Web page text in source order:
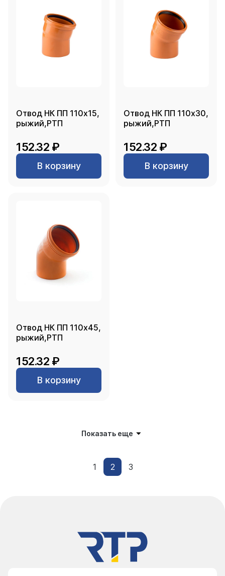
Отвод НК ПП 110х15,
рыжий,РТП
152.32 ₽
В корзину
Отвод НК ПП 110х30,
рыжий,РТП
152.32 ₽
В корзину
Отвод НК ПП 110х45,
рыжий,РТП
152.32 ₽
В корзину
Показать еще
1 2 3